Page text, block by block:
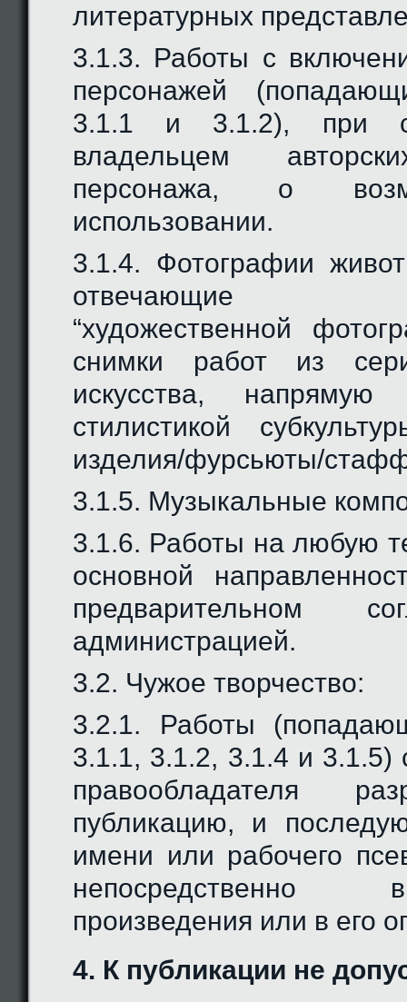
литературных
3.1.3. Работы с
персонажей
3.1.1 и 3.1.2), при
владельцем
персонажа, о
использовании.
3.1.4. Фотографии
отвечающие
“художественной
снимки работ из
искусства,
стилистикой
изделия/фурсьюты/
3.1.5. Музыкальные
3.1.6. Работы на любую
основной
предварительном
администрацией.
3.2. Чужое творчество:
3.2.1. Работы
3.1.1, 3.1.2, 3.1.4 и 3.1.5)
правообладателя
публикацию, и
имени или рабочего
произведения или в его
4. К публикации не